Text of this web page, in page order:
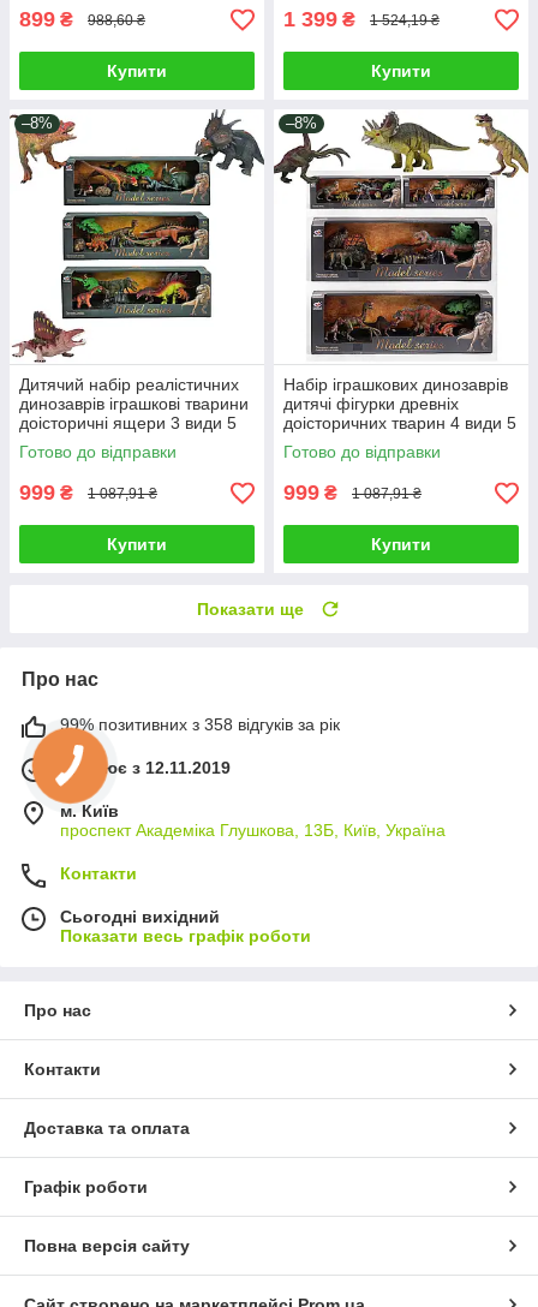
899 ₴ 988,60 ₴
Купити
1 399 ₴ 1 524,19 ₴
Купити
–8%
Дитячий набір реалістичних
динозаврів іграшкові тварини
доісторичні ящери 3 види 5
фігурок камінь дерево
Готово до відправки
999 ₴ 1 087,91 ₴
Купити
–8%
Набір іграшкових динозаврів
дитячі фігурки древніх
доісторичних тварин 4 види 5
рептилій камінь та дерево
Готово до відправки
999 ₴ 1 087,91 ₴
Купити
Показати ще
Про нас
99% позитивних з 358 відгуків за рік
Працює з 12.11.2019
м. Київ
проспект Академіка Глушкова, 13Б, Київ, Україна
Контакти
Сьогодні вихідний
Показати весь графік роботи
Про нас
Контакти
Доставка та оплата
Графік роботи
Повна версія сайту